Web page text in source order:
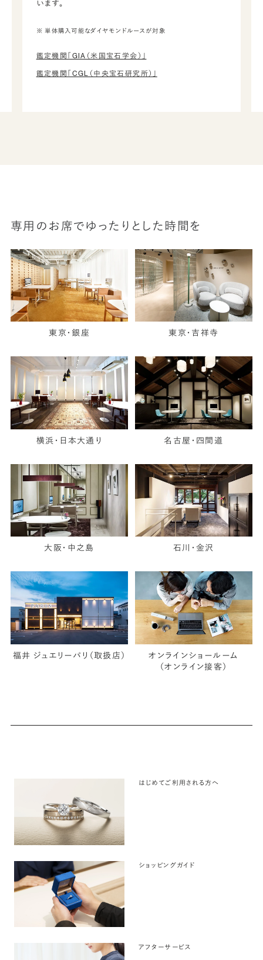
います。
※ 単体購入可能なダイヤモンドルースが対象
鑑定機関「GIA（米国宝石学会）」
鑑定機関「CGL（中央宝石研究所）」
専用のお席でゆったりとした時間を
東京・銀座 東京・吉祥寺
横浜・日本大通り 名古屋・四間道
大阪・中之島 石川・金沢
福井 ジュエリーパリ（取扱店）
オンラインショールーム
（オンライン接客）
はじめてご利用される方へ
ショッピングガイド
アフターサービス